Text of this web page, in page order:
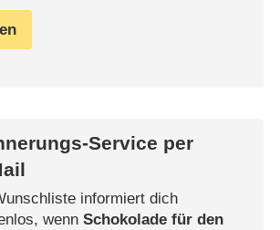
Service per
informiert dich
wenn Schokolade für den